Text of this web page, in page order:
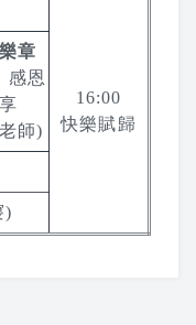
16:00
快樂賦歸
章
感恩
師)
)